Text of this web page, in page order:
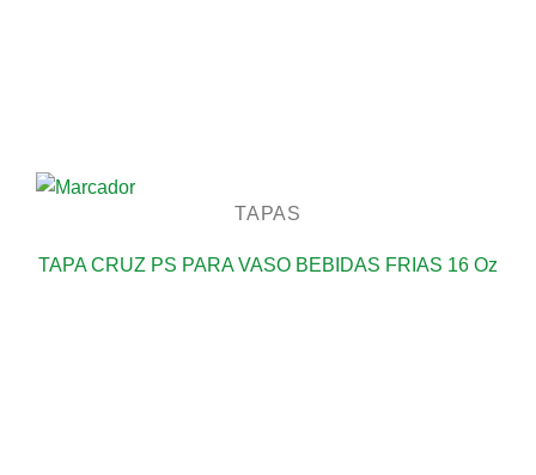
TAPAS
TAPA CRUZ PS PARA VASO BEBIDAS FRIAS 16 Oz